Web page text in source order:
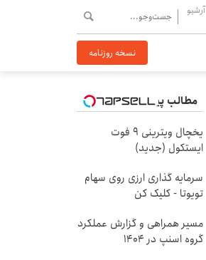
آرشیو
نسخه روزنامه
مطالب پیشنهادی
یخچال ویترینی 9 فوت
ایستکول (جدید)
سرمایه گذاری ارزی روی سهام
تویوتا - کلیک کن
مسیر همراهی و گزارش عملکرد
گروه اسنپ در ۱۴۰۴